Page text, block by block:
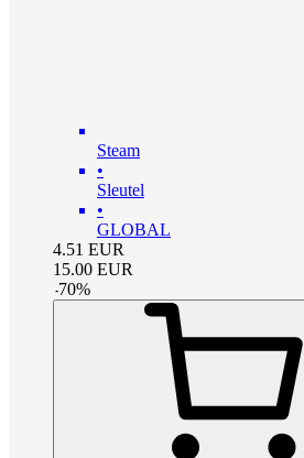
Steam
•
Sleutel
•
GLOBAL
4.51 EUR
15.00 EUR
-70%